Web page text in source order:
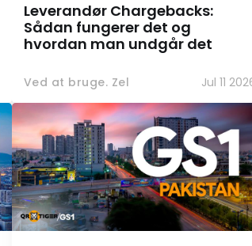
Leverandør Chargebacks:
Sådan fungerer det og
hvordan man undgår det
Ved at bruge. Zel Jul 11